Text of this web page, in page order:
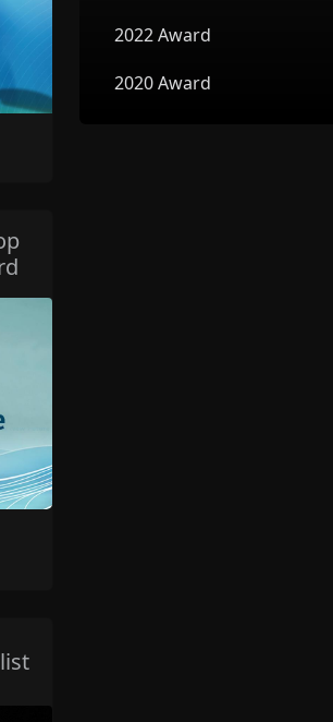
2022 Award
2020 Award